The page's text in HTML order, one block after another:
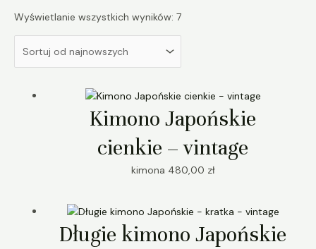
Wyświetlanie wszystkich wyników: 7
Kimono Japońskie
cienkie – vintage
kimona 480,00 zł
Długie kimono Japońskie